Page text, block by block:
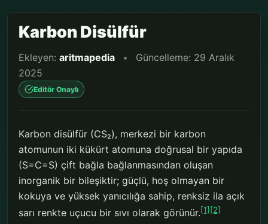
Karbon Disülfür
Ekleyen: aritmapedia •
Güncelleme: 29 Aralık
2025
Editör Onaylı
Karbon disülfür (CS₂), merkezi bir karbon
atomunun iki kükürt atomuna doğrusal bir yapıda
(S=C=S) çift bağla bağlanmasından oluşan
inorganik bir bileşiktir; güçlü, hoş olmayan bir
kokuya ve yüksek yanıcılığa sahip, renksiz ila açık
sarı renkte uçucu bir sıvı olarak görünür.[1] [2]